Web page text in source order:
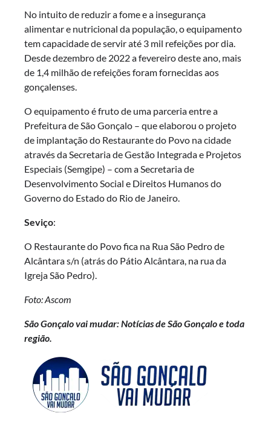
No intuito de reduzir a fome e a insegurança
alimentar e nutricional da população, o equipamento
tem capacidade de servir até 3 mil refeições por dia.
Desde dezembro de 2022 a fevereiro deste ano, mais
de 1,4 milhão de refeições foram fornecidas aos
gonçalenses.
O equipamento é fruto de uma parceria entre a
Prefeitura de São Gonçalo – que elaborou o projeto
de implantação do Restaurante do Povo na cidade
através da Secretaria de Gestão Integrada e Projetos
Especiais (Semgipe) – com a Secretaria de
Desenvolvimento Social e Direitos Humanos do
Governo do Estado do Rio de Janeiro.
Seviço:
O Restaurante do Povo fica na Rua São Pedro de
Alcântara s/n (atrás do Pátio Alcântara, na rua da
Igreja São Pedro).
Foto: Ascom
São Gonçalo vai mudar: Notícias de São Gonçalo e toda
região.